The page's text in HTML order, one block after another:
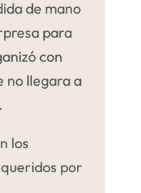
de mano
para
con
no llegara a
los
por